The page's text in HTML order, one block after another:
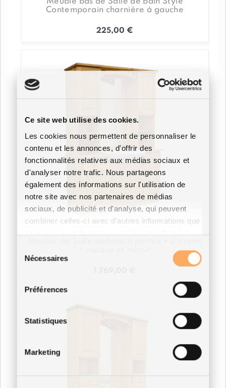
Ce site web utilise des cookies.
Les cookies nous permettent de personnaliser le
contenu et les annonces, d'offrir des
fonctionnalités relatives aux médias sociaux et
d'analyser notre trafic. Nous partageons
également des informations sur l'utilisation de
notre site avec nos partenaires de médias
sociaux, de publicité et d'analyse, qui peuvent
combiner celles-ci avec d'autres informations que
vous leur avez fournies ou qu'ils ont collectées
Nécessaires
Préférences
Statistiques
Marketing
Contemporain charnière à gauche
225,00 €